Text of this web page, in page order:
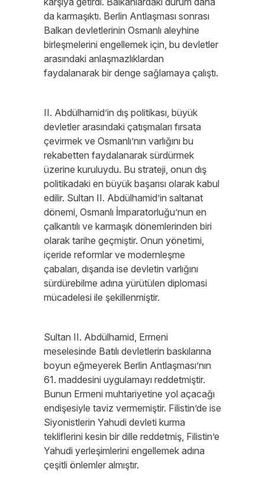
da karmaşıktı. Berlin Antlaşması sonrası
Balkan devletlerinin Osmanlı aleyhine
birleşmelerini engellemek için, bu devletler
arasındaki anlaşmazlıklardan
faydalanarak bir denge sağlamaya çalıştı.
II. Abdülhamid’in dış politikası, büyük
devletler arasındaki çatışmaları fırsata
çevirmek ve Osmanlı’nın varlığını bu
rekabetten faydalanarak sürdürmek
üzerine kuruluydu. Bu strateji, onun dış
politikadaki en büyük başarısı olarak kabul
edilir. Sultan II. Abdülhamid’in saltanat
dönemi, Osmanlı İmparatorluğu’nun en
çalkantılı ve karmaşık dönemlerinden biri
olarak tarihe geçmiştir. Onun yönetimi,
içeride reformlar ve modernleşme
çabaları, dışarıda ise devletin varlığını
sürdürebilme adına yürütülen diplomasi
mücadelesi ile şekillenmiştir.
Sultan II. Abdülhamid, Ermeni
meselesinde Batılı devletlerin baskılarına
boyun eğmeyerek Berlin Antlaşması’nın
61. maddesini uygulamayı reddetmiştir.
Bunun Ermeni muhtariyetine yol açacağı
endişesiyle taviz vermemiştir. Filistin’de ise
Siyonistlerin Yahudi devleti kurma
tekliflerini kesin bir dille reddetmiş, Filistin’e
Yahudi yerleşimlerini engellemek adına
çeşitli önlemler almıştır.